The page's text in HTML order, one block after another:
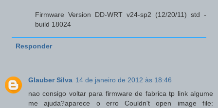
Firmware Version DD-WRT v24-sp2 (12/20/11) std -
build 18024
Responder
Glauber Silva 14 de janeiro de 2012 às 18:46
nao consigo voltar para firmware de fabrica tp link algume
me ajuda?aparece o erro Couldn't open image file: